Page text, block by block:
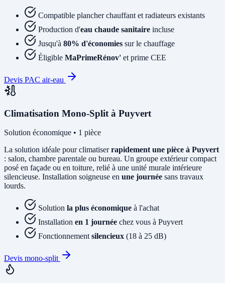
Compatible plancher chauffant et radiateurs existants
Production d'eau chaude sanitaire incluse
Jusqu'à 80% d'économies sur le chauffage
Éligible MaPrimeRénov' et prime CEE
Devis PAC air-eau
Climatisation Mono-Split à Puyvert
Solution économique • 1 pièce
La solution idéale pour climatiserrapidement une pièce à Puyvert
: salon, chambre parentale ou bureau. Un groupe extérieur compact
posé en façade ou en toiture, relié à une unité murale intérieure
silencieuse. Installation soigneuse en une journée sans travaux
lourds.
Solution la plus économique à l'achat
Installation en 1 journée chez vous à Puyvert
Fonctionnement silencieux (18 à 25 dB)
Devis mono-split